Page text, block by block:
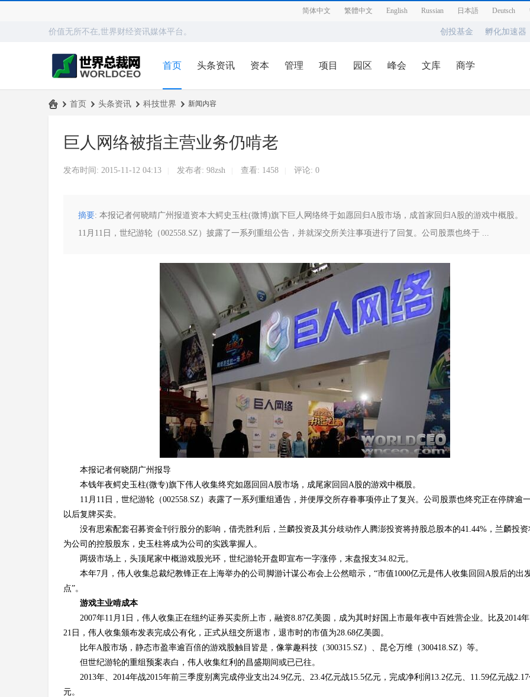
简体中文 繁體中文 English Russian 日本語 Deutsch
价值无所不在,世界财经资讯媒体平台。 创投基金 孵化加速器
首页 头条资讯 资本 管理 项目 园区 峰会 文库 商学
› 首页 › 头条资讯 › 科技世界 › 新闻内容
巨人网络被指主营业务仍啃老
发布时间: 2015-11-12 04:13 发布者: 98zsh 查看: 1458 评论: 0
摘要: 本报记者何晓晴广州报道资本大鳄史玉柱(微博)旗下巨人网络终于如愿回归A股市场，成首家回归A股的游戏中概股。
11月11日，世纪游轮（002558.SZ）披露了一系列重组公告，并就深交所关注事项进行了回复。公司股票也终于 ...
本报记者何晓阴广州报导
本钱年夜鳄史玉柱(微专)旗下伟人收集终究如愿回回A股市场，成尾家回回A股的游戏中概股。
11月11日，世纪游轮（002558.SZ）表露了一系列重组通告，并便厚交所存眷事项停止了复兴。公司股票也终究正在停牌逾
以后复牌买卖。
没有思索配套召募资金刊行股分的影响，借壳胜利后，兰麟投资及其分歧动作人腾澎投资将持股总股本的41.44%，兰麟投资
为公司的控股股东，史玉柱将成为公司的实践掌握人。
两级市场上，头顶尾家中概游戏股光环，世纪游轮开盘即宣布一字涨停，末盘报支34.82元。
本年7月，伟人收集总裁纪教锋正在上海举办的公司脚游计谋公布会上公然暗示，“市值1000亿元是伟人收集回回A股后的出
点”。
游戏主业啃成本
2007年11月1日，伟人收集正在纽约证券买卖所上市，融资8.87亿美圆，成为其时好国上市最年夜中百姓营企业。比及2014
21日，伟人收集颁布发表完成公有化，正式从纽交所退市，退市时的市值为28.68亿美圆。
比年A股市场，静态市盈率逾百倍的游戏股触目皆是，像掌趣科技（300315.SZ）、昆仑万维（300418.SZ）等。
但世纪游轮的重组预案表白，伟人收集红利的昌盛期间或已已往。
2013年、2014年战2015年前三季度别离完成停业支出24.9亿元、23.4亿元战15.5亿元，完成净利润13.2亿元、11.59亿元战
元。